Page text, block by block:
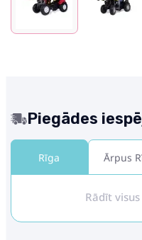
Piegādes
Rīga Ārpus
Rādīt